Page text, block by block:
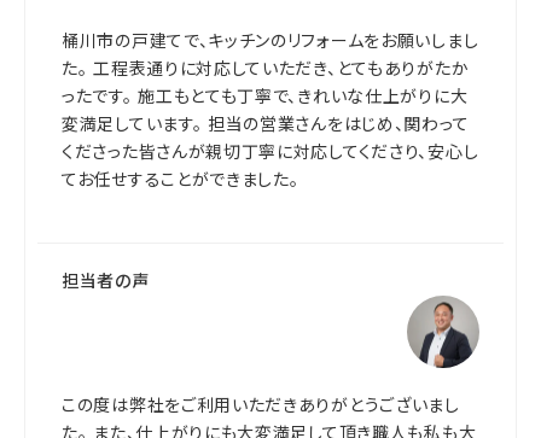
桶川市の戸建てで、キッチンのリフォームをお願いしまし
た。 工程表通りに対応していただき、とてもありがたか
ったです。 施工もとても丁寧で、きれいな仕上がりに大
変満足しています。 担当の営業さんをはじめ、関わって
くださった皆さんが親切丁寧に対応してくださり、安心し
てお任せすることができました。
担当者の声
この度は弊社をご利用いただきありがとうございまし
た。 また、仕上がりにも大変満足して頂き職人も私も大